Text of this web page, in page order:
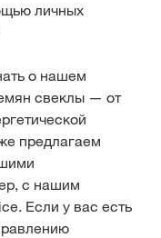
личных
о нашем
свеклы — от
предлагаем
с нашим
Если у вас есть